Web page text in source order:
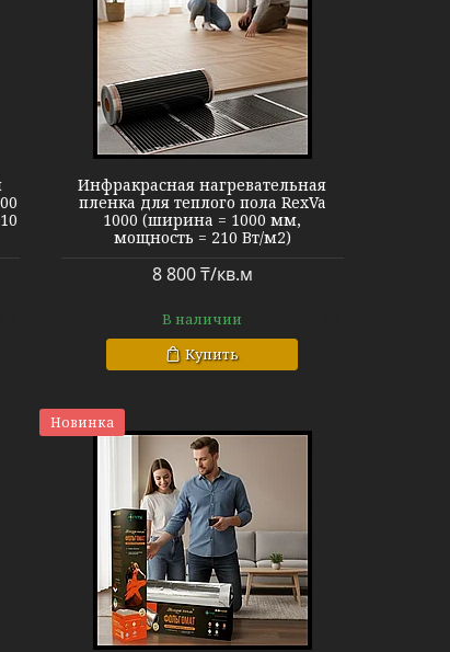
Инфракрасная нагревательная
пленка для теплого пола RexVa
1000 (ширина = 1000 мм,
мощность = 210 Вт/м2)
8 800 ₸/кв.м
В наличии
Купить
Новинка